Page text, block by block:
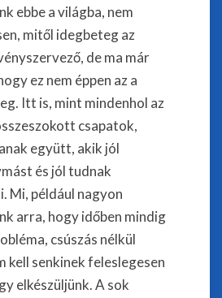
ebbe a világba, nem
mitől idegbeteg az
de ma már
ez nem éppen az a
Itt is, mint mindenhol az
csapatok,
együtt, akik jól
és jól tudnak
Mi, például nagyon
arra, hogy időben mindig
csúszás nélkül
kell senkinek feleslegesen
elkészüljünk. A sok